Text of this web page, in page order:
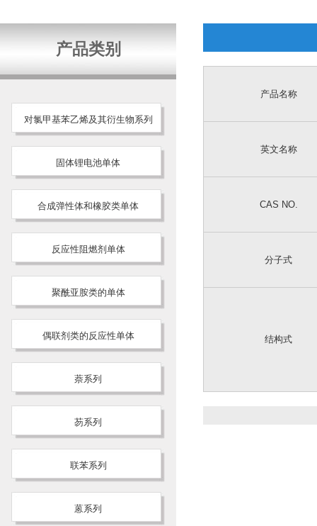
产品类别
对氯甲基苯乙烯及其衍生物系列
固体锂电池单体
合成弹性体和橡胶类单体
反应性阻燃剂单体
聚酰亚胺类的单体
偶联剂类的反应性单体
萘系列
芴系列
联苯系列
蒽系列
产品名称
英文名称
CAS NO.
分子式
结构式